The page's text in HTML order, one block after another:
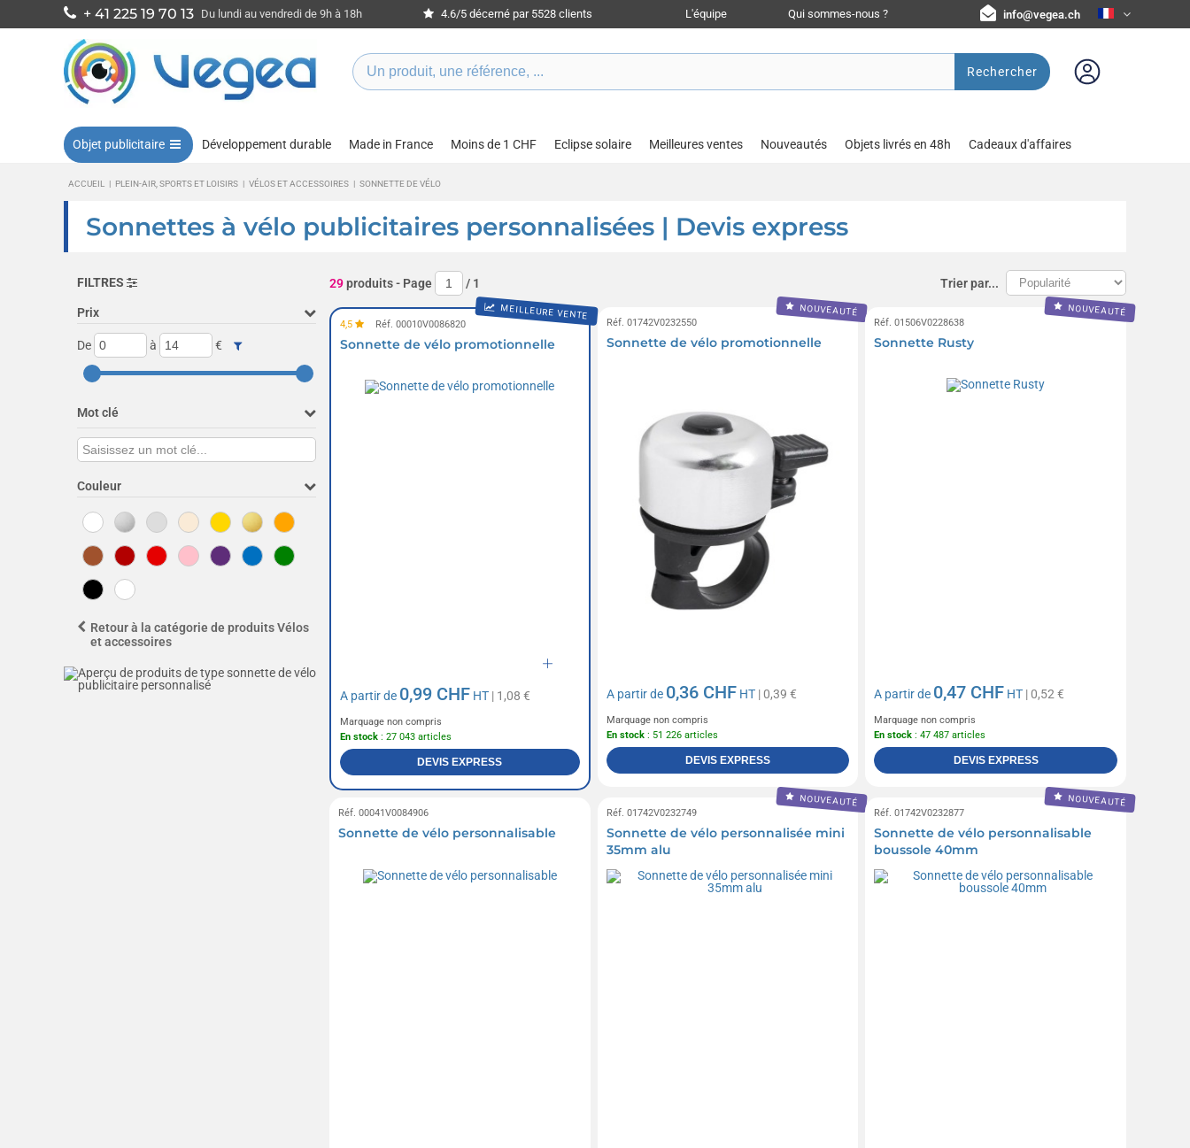
+ 41 225 19 70 13 Du lundi au vendredi de 9h à 18h 4.6/5 décerné par 5528 clients L'équipe Qui sommes-nous ? info@vegea.ch
Rechercher
Objet publicitaire Développement durable Made in France Moins de 1 CHF Eclipse solaire Meilleures ventes Nouveautés Objets livrés en 48h Cadeaux d'affaires
ACCUEIL | PLEIN-AIR, SPORTS ET LOISIRS | VÉLOS ET ACCESSOIRES | SONNETTE DE VÉLO
Sonnettes à vélo publicitaires personnalisées | Devis express
FILTRES
Prix
De à €
Mot clé
Couleur
Retour à la catégorie de produits Vélos
et accessoires
29produits- Page / 1 Trier par...
MEILLEURE VENTE
4,5 Réf. 00010V0086820
Sonnette de vélo promotionnelle
A partir de 0,99 CHF HT | 1,08 €
Marquage non compris
En stock : 27 043 articles
DEVIS EXPRESS
NOUVEAUTÉ
Réf. 01742V0232550
Sonnette de vélo promotionnelle
A partir de 0,36 CHF HT| 0,39 €
Marquage non compris
En stock: 51 226 articles
DEVIS EXPRESS
NOUVEAUTÉ
Réf. 01506V0228638
Sonnette Rusty
A partir de 0,47 CHF HT | 0,52 €
Marquage non compris
En stock : 47 487 articles
DEVIS EXPRESS
Réf. 00041V0084906
Sonnette de vélo personnalisable
NOUVEAUTÉ
Réf. 01742V0232749
Sonnette de vélo personnalisée mini
35mm alu
NOUVEAUTÉ
Réf. 01742V0232877
Sonnette de vélo personnalisable
boussole 40mm